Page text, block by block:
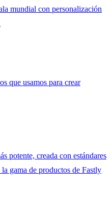
mundial con personalización
que usamos para crear
potente, creada con estándares
gama de productos de Fastly